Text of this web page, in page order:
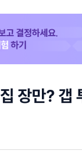
장만? 갭